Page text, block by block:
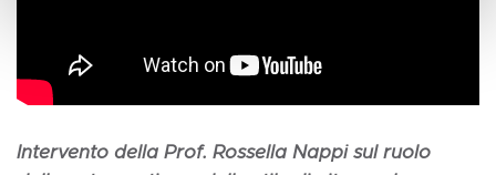
Intervento della Prof. Rossella Nappi sul ruolo